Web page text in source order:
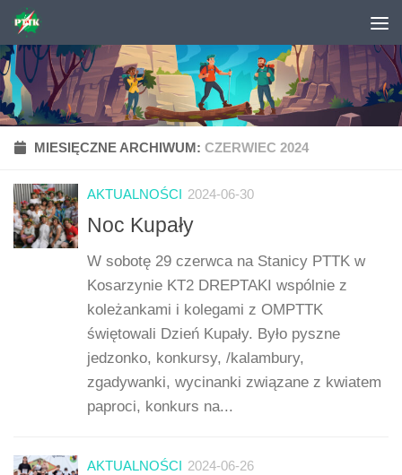
Skip to content
MIESIĘCZNE ARCHIWUM: CZERWIEC 2024
AKTUALNOŚCI 2024-06-30
Noc Kupały
W sobotę 29 czerwca na Stanicy PTTK w
Kosarzynie KT2 DREPTAKI wspólnie z
koleżankami i kolegami z OMPTTK
świętowali Dzień Kupały. Było pyszne
jedzonko, konkursy, /kalambury,
zgadywanki, wycinanki związane z kwiatem
paproci, konkurs na...
AKTUALNOŚCI 2024-06-26